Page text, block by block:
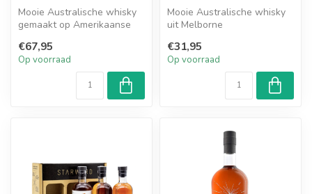
Mooie Australische whisky
gemaakt op Amerikaanse
€67,95
Op voorraad
Mooie Australische whisky
uit Melborne
€31,95
Op voorraad